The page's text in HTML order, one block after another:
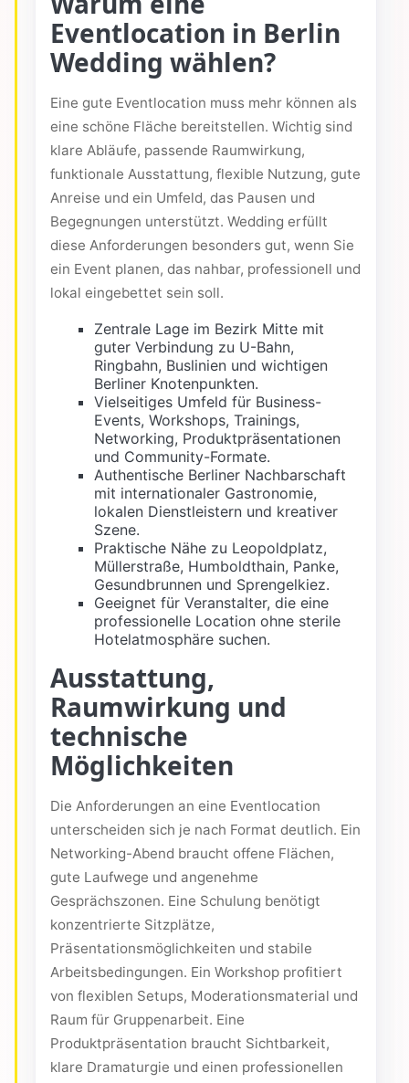
Eventlocation in Berlin
Wedding wählen?
Eine gute Eventlocation muss mehr können als
eine schöne Fläche bereitstellen. Wichtig sind
klare Abläufe, passende Raumwirkung,
funktionale Ausstattung, flexible Nutzung, gute
Anreise und ein Umfeld, das Pausen und
Begegnungen unterstützt. Wedding erfüllt
diese Anforderungen besonders gut, wenn Sie
ein Event planen, das nahbar, professionell und
lokal eingebettet sein soll.
Zentrale Lage im Bezirk Mitte mit
guter Verbindung zu U-Bahn,
Ringbahn, Buslinien und wichtigen
Berliner Knotenpunkten.
Vielseitiges Umfeld für Business-
Events, Workshops, Trainings,
Networking, Produktpräsentationen
und Community-Formate.
Authentische Berliner Nachbarschaft
mit internationaler Gastronomie,
lokalen Dienstleistern und kreativer
Szene.
Praktische Nähe zu Leopoldplatz,
Müllerstraße, Humboldthain, Panke,
Gesundbrunnen und Sprengelkiez.
Geeignet für Veranstalter, die eine
professionelle Location ohne sterile
Hotelatmosphäre suchen.
Ausstattung,
Raumwirkung und
technische
Möglichkeiten
Die Anforderungen an eine Eventlocation
unterscheiden sich je nach Format deutlich. Ein
Networking-Abend braucht offene Flächen,
gute Laufwege und angenehme
Gesprächszonen. Eine Schulung benötigt
konzentrierte Sitzplätze,
Präsentationsmöglichkeiten und stabile
Arbeitsbedingungen. Ein Workshop profitiert
von flexiblen Setups, Moderationsmaterial und
Raum für Gruppenarbeit. Eine
Produktpräsentation braucht Sichtbarkeit,
klare Dramaturgie und einen professionellen